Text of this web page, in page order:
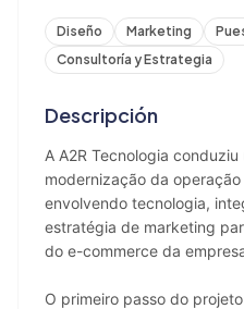
Diseño Marketing
Consultoría y Estrategia
Descripción
A A2R Tecnologia
modernização da
envolvendo tecnologia,
estratégia de marketing
do e-commerce da
O primeiro passo do